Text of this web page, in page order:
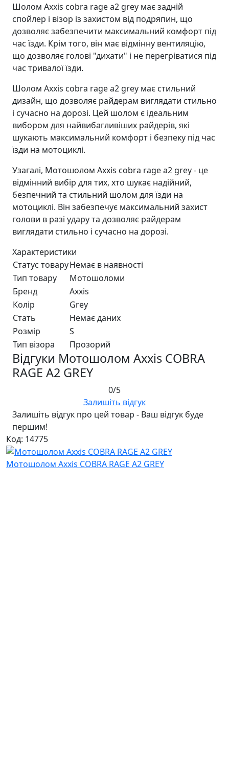
Шолом Axxis cobra rage a2 grey має задній
спойлер і візор із захистом від подряпин, що
дозволяє забезпечити максимальний комфорт під
час їзди. Крім того, він має відмінну вентиляцію,
що дозволяє голові "дихати" і не перегріватися під
час тривалої їзди.
Шолом Axxis cobra rage a2 grey має стильний
дизайн, що дозволяє райдерам виглядати стильно
і сучасно на дорозі. Цей шолом є ідеальним
вибором для найвибагливіших райдерів, які
шукають максимальний комфорт і безпеку під час
їзди на мотоциклі.
Узагалі, Мотошолом Axxis cobra rage a2 grey - це
відмінний вибір для тих, хто шукає надійний,
безпечний та стильний шолом для їзди на
мотоциклі. Він забезпечує максимальний захист
голови в разі удару та дозволяє райдерам
виглядати стильно і сучасно на дорозі.
Характеристики
Статус товаруНемає в наявності
Тип товару
Мотошоломи
Бренд
Axxis
Колір
Grey
Стать
Немає даних
Розмір
S
Тип візора
Прозорий
Відгуки Мотошолом Axxis COBRA
RAGE A2 GREY
0/5
Залишіть відгук
Залишіть відгук про цей товар - Ваш відгук буде
першим!
Код: 14775
Мотошолом Axxis COBRA RAGE A2 GREY